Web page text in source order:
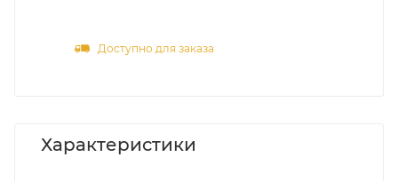
Доступно для заказа
Характеристики